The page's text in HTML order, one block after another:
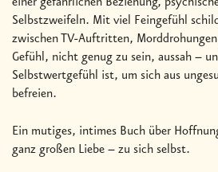
Selbstzweifeln. Mit viel Feingefühl
zwischen TV-Auftritten,
Gefühl, nicht genug zu sein, aussah –
Selbstwertgefühl ist, um sich aus
befreien.
Ein mutiges, intimes Buch über
ganz großen Liebe – zu sich selbst.